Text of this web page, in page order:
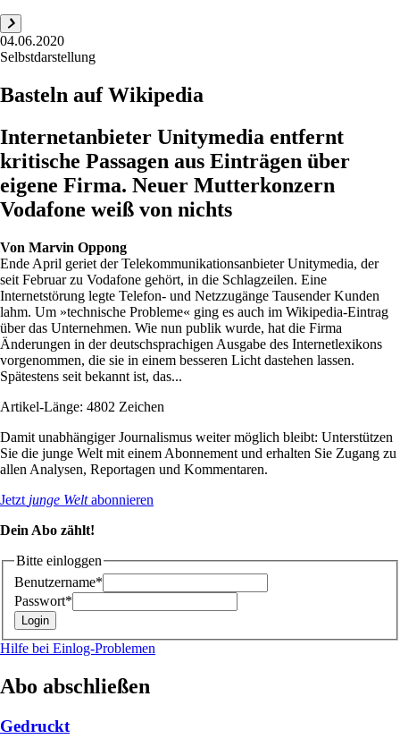
04.06.2020
Selbstdarstellung
Basteln auf Wikipedia
Internetanbieter Unitymedia entfernt
kritische Passagen aus Einträgen über
eigene Firma. Neuer Mutterkonzern
Vodafone weiß von nichts
Von Marvin Oppong
Ende April geriet der Telekommunikationsanbieter Unitymedia, der
seit Februar zu Vodafone gehört, in die Schlagzeilen. Eine
Internetstörung legte Telefon- und Netzzugänge Tausender Kunden
lahm. Um »technische Probleme« ging es auch im Wikipedia-Eintrag
über das Unternehmen. Wie nun publik wurde, hat die Firma
Änderungen in der deutschsprachigen Ausgabe des Internetlexikons
vorgenommen, die sie in einem besseren Licht dastehen lassen.
Spätestens seit bekannt ist, das...
Artikel-Länge: 4802 Zeichen
Damit unabhängiger Journalismus weiter möglich bleibt: Unterstützen
Sie die junge Welt mit einem Abonnement und erhalten Sie Zugang zu
allen Analysen, Reportagen und Kommentaren.
Jetzt junge Weltabonnieren
Dein Abo zählt!
Bitte einloggen
Benutzername*
Passwort*
Hilfe bei Einlog-Problemen
Abo abschließen
Gedruckt